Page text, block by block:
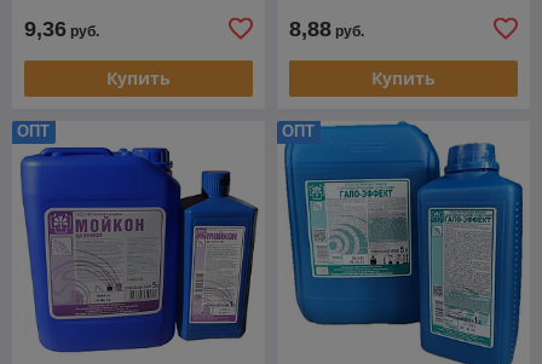
Инкраслав, являются важным инструментом в борьбе с
загрязнениями и обеспечением гигиены и чистоты
поверхностей.
9,36 руб.
Купить
8,88 руб.
Купить
ОПТ ОПТ